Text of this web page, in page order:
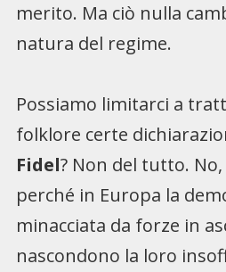
merito. Ma ciò nulla
natura del regime.
Possiamo limitarci a
folklore certe
Fidel? Non del tutto.
perché in Europa la
minacciata da forze in
nascondono la loro